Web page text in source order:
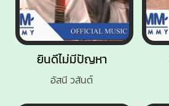
ยินดีไม่มีปัญหา
อัสนี วสันต์